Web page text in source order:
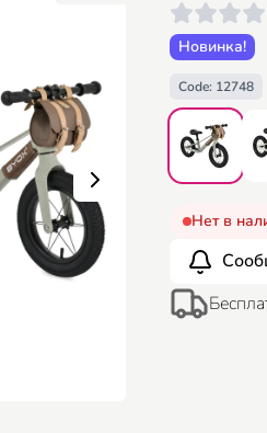
Новинка!
Code: 12748
Нет в